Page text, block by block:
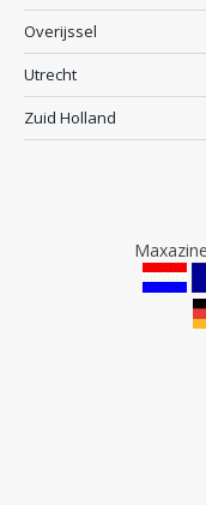
Overijssel
Utrecht
Zuid Holland